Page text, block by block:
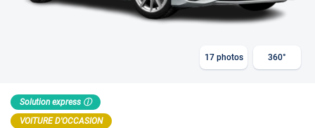
17photos 360°
Solution express ⓘ
VOITURE D'OCCASION